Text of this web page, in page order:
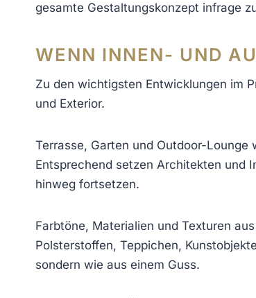
gesamte Gestaltungskonzept infrage
WENN INNEN- UND
Zu den wichtigsten Entwicklungen im
und Exterior.
Terrasse, Garten und Outdoor-
Entsprechend setzen Architekten und
hinweg fortsetzen.
Farbtöne, Materialien und Texturen
Polsterstoffen, Teppichen,
sondern wie aus einem Guss.